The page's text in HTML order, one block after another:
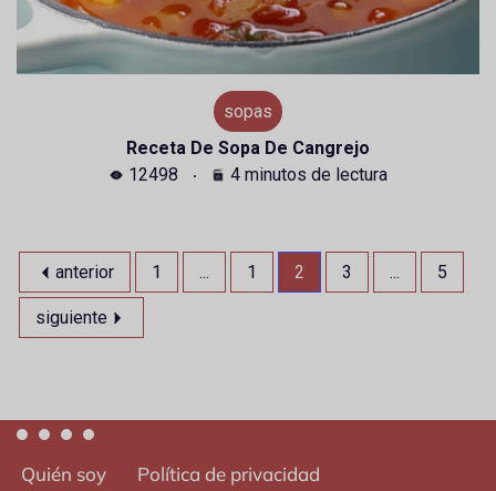
sopas
Receta De Sopa De Cangrejo
12498
4 minutos de lectura
anterior 1 ... 1 2 3 ... 5
siguiente
Quién soy Política de privacidad